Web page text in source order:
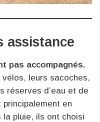
assistance
pas accompagnés.
leurs sacoches,
réserves d’eau et de
en
la pluie, ils ont choisi